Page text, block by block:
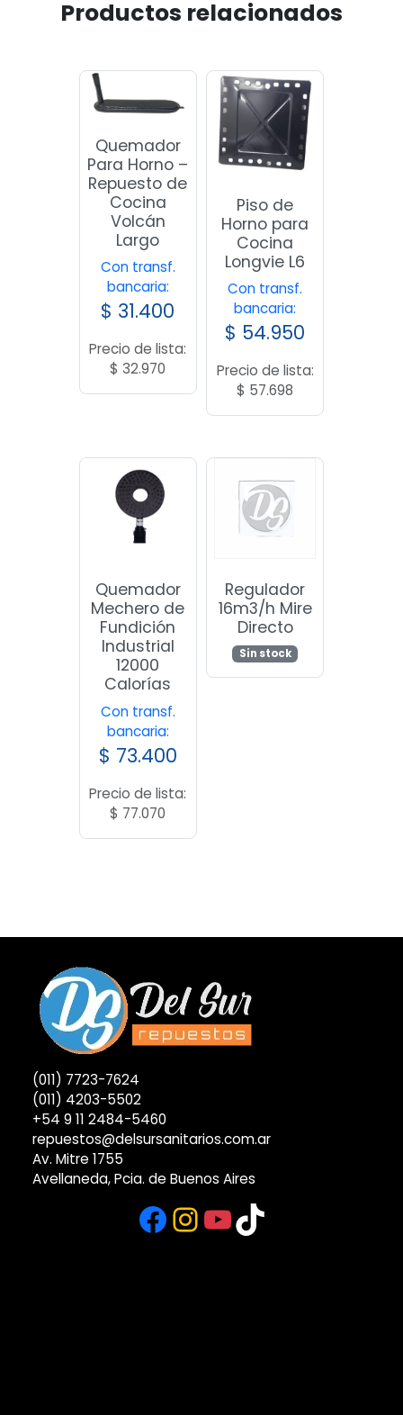
Productos relacionados
Quemador
Para Horno –
Repuesto de
Cocina
Volcán
Largo
Con transf.
bancaria:
$ 31.400
Precio de lista:
$ 32.970
Piso de
Horno para
Cocina
Longvie L6
Con transf.
bancaria:
$ 54.950
Precio de lista:
$ 57.698
Quemador
Mechero de
Fundición
Industrial
12000
Calorías
Con transf.
bancaria:
$ 73.400
Precio de lista:
$ 77.070
Regulador
16m3/h Mire
Directo
Sin stock
(011) 7723-7624
(011) 4203-5502
+54 9 11 2484-5460
repuestos@delsursanitarios.com.ar
Av. Mitre 1755
Avellaneda, Pcia. de Buenos Aires
Facebook
Instagram
YouTube
TikTok